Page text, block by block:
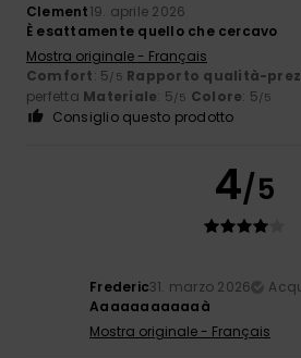
Clement19. aprile 2026
È esattamente quello che cercavo
Mostra originale - Français
Comfort: 5/5 Rapporto qualità-
perfetta Materiale: 5/5 Colore: 5/5
Consiglio questo prodotto
4/5
Frederic31. marzo 2026
Aaaaaaaaaaaà
Mostra originale - Français